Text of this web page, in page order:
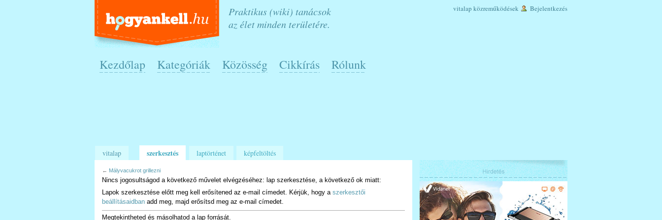
Praktikus (wiki) tanácsok
az élet minden területére.
vitalap közreműködések Bejelentkezés
Kezdőlap Kategóriák Közösség Cikkírás Rólunk
vitalap szerkesztés laptörténet képfeltöltés
← Mályvacukrot grillezni
Nincs jogosultságod a következő művelet elvégzéséhez: lap szerkesztése, a következő ok miatt:
Lapok szerkesztése előtt meg kell erősítened az e-mail címedet. Kérjük, hogy a szerkesztői
beállításaidban add meg, majd erősítsd meg az e-mail címedet.
Megtekintheted és másolhatod a lap forrását.